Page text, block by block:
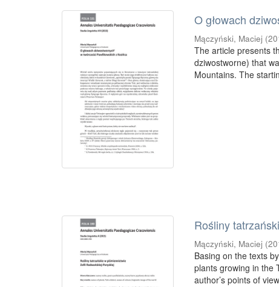
O głowach
Mączyński, Maciej (
The article presents
dziwostworne) that
Mountains. The
Rośliny
Mączyński, Maciej (
Basing on the texts
plants growing in the
author’s points of